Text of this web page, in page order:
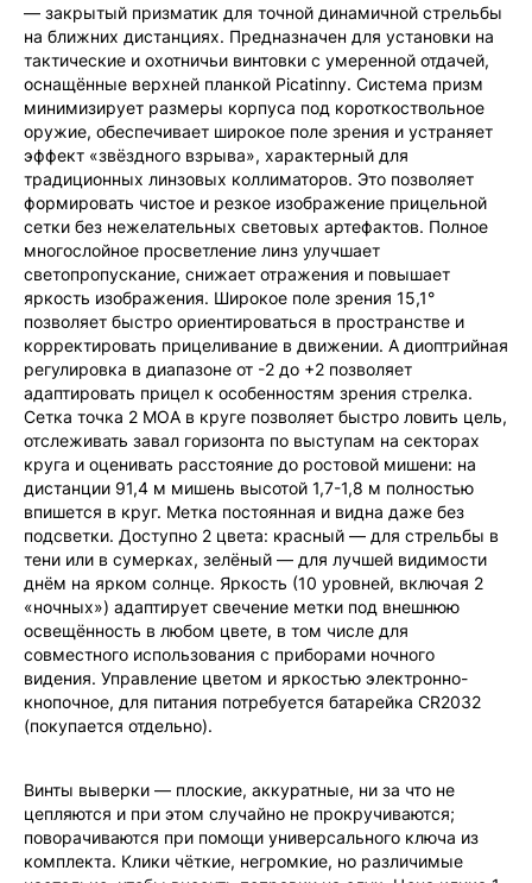
— закрытый призматик для точной динамичной стрельбы
на ближних дистанциях. Предназначен для установки на
тактические и охотничьи винтовки с умеренной отдачей,
оснащённые верхней планкой Picatinny. Система призм
минимизирует размеры корпуса под короткоствольное
оружие, обеспечивает широкое поле зрения и устраняет
эффект «звёздного взрыва», характерный для
традиционных линзовых коллиматоров. Это позволяет
формировать чистое и резкое изображение прицельной
сетки без нежелательных световых артефактов. Полное
многослойное просветление линз улучшает
светопропускание, снижает отражения и повышает
яркость изображения. Широкое поле зрения 15,1°
позволяет быстро ориентироваться в пространстве и
корректировать прицеливание в движении. А диоптрийная
регулировка в диапазоне от -2 до +2 позволяет
адаптировать прицел к особенностям зрения стрелка.
Сетка точка 2 MOA в круге позволяет быстро ловить цель,
отслеживать завал горизонта по выступам на секторах
круга и оценивать расстояние до ростовой мишени: на
дистанции 91,4 м мишень высотой 1,7-1,8 м полностью
впишется в круг. Метка постоянная и видна даже без
подсветки. Доступно 2 цвета: красный — для стрельбы в
тени или в сумерках, зелёный — для лучшей видимости
днём на ярком солнце. Яркость (10 уровней, включая 2
«ночных») адаптирует свечение метки под внешнюю
освещённость в любом цвете, в том числе для
совместного использования с приборами ночного
видения. Управление цветом и яркостью электронно-
кнопочное, для питания потребуется батарейка CR2032
(покупается отдельно).
Винты выверки — плоские, аккуратные, ни за что не
цепляются и при этом случайно не прокручиваются;
поворачиваются при помощи универсального ключа из
комплекта. Клики чёткие, негромкие, но различимые